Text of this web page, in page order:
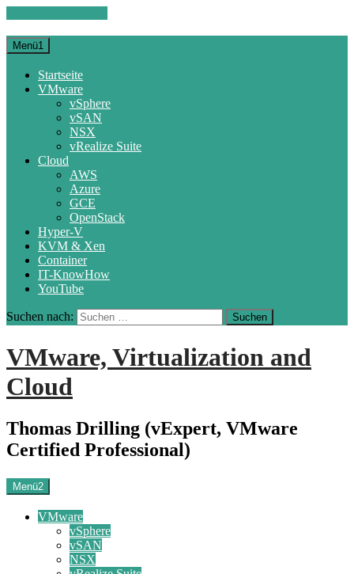
Menü1
Startseite
VMware
vSphere
vSAN
NSX
vRealize Suite
Cloud
AWS
Azure
GCE
OpenStack
Hyper-V
KVM & Xen
Container
IT-KnowHow
YouTube
Suchen nach:
VMware, Virtualization and
Cloud
Thomas Drilling (vExpert, VMware
Certified Professional)
Menü2
VMware
vSphere
vSAN
NSX